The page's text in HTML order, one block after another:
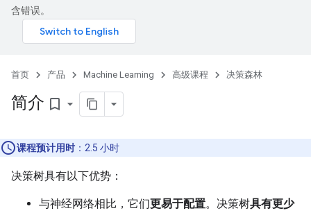
含错误。
首页 产品 Machine Learning 高级课程 决策森林
简介 bookmark_border
课程预计用时 ：2.5 小时
决策树具有以下优势：
与神经网络相比，它们更易于配置。决策树具有更少